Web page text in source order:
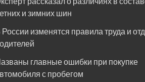
и зимних шин
России изменятся правила труда и
главные ошибки при покупке
с пробегом